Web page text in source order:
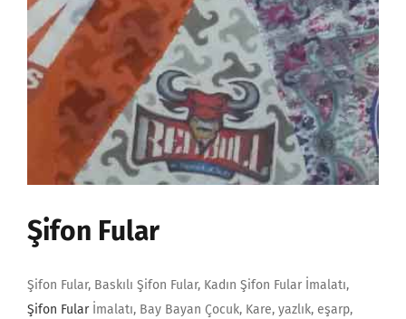
Şifon Fular
Şifon Fular, Baskılı Şifon Fular, Kadın Şifon Fular İmalatı,
Şifon Fularİmalatı, Bay Bayan Çocuk, Kare, yazlık, eşarp,